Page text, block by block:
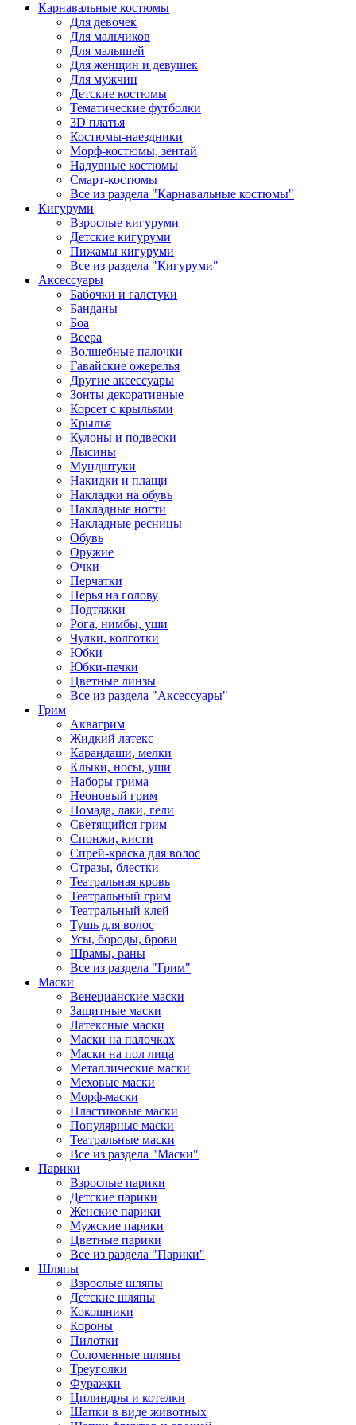
Карнавальные костюмы
Для девочек
Для мальчиков
Для малышей
Для женщин и девушек
Для мужчин
Детские костюмы
Тематические футболки
3D платья
Костюмы-наездники
Морф-костюмы, зентай
Надувные костюмы
Смарт-костюмы
Все из раздела "Карнавальные костюмы"
Кигуруми
Взрослые кигуруми
Детские кигуруми
Пижамы кигуруми
Все из раздела "Кигуруми"
Аксессуары
Бабочки и галстуки
Банданы
Боа
Веера
Волшебные палочки
Гавайские ожерелья
Другие аксессуары
Зонты декоративные
Корсет с крыльями
Крылья
Кулоны и подвески
Лысины
Мундштуки
Накидки и плащи
Накладки на обувь
Накладные ногти
Накладные ресницы
Обувь
Оружие
Очки
Перчатки
Перья на голову
Подтяжки
Рога, нимбы, уши
Чулки, колготки
Юбки
Юбки-пачки
Цветные линзы
Все из раздела "Аксессуары"
Грим
Аквагрим
Жидкий латекс
Карандаши, мелки
Клыки, носы, уши
Наборы грима
Неоновый грим
Помада, лаки, гели
Светящийся грим
Спонжи, кисти
Спрей-краска для волос
Стразы, блестки
Театральная кровь
Театральный грим
Театральный клей
Тушь для волос
Усы, бороды, брови
Шрамы, раны
Все из раздела "Грим"
Маски
Венецианские маски
Защитные маски
Латексные маски
Маски на палочках
Маски на пол лица
Металлические маски
Меховые маски
Морф-маски
Пластиковые маски
Популярные маски
Театральные маски
Все из раздела "Маски"
Парики
Взрослые парики
Детские парики
Женские парики
Мужские парики
Цветные парики
Все из раздела "Парики"
Шляпы
Взрослые шляпы
Детские шляпы
Кокошники
Короны
Пилотки
Соломенные шляпы
Треуголки
Фуражки
Цилиндры и котелки
Шапки в виде животных